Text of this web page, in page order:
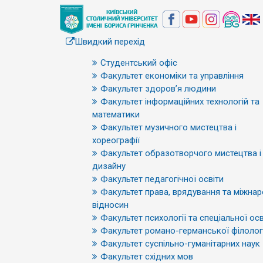
Швидкий перехід
Студентський офіс
Факультет економіки та управління
Факультет здоров’я людини
Факультет інформаційних технологій та
математики
Факультет музичного мистецтва і
хореографії
Факультет образотворчого мистецтва і
дизайну
Факультет педагогічної освіти
Факультет права, врядування та
відносин
Факультет психології та спеціальної
Факультет романо-германської
Факультет суспільно-гуманітарних наук
Факультет східних мов